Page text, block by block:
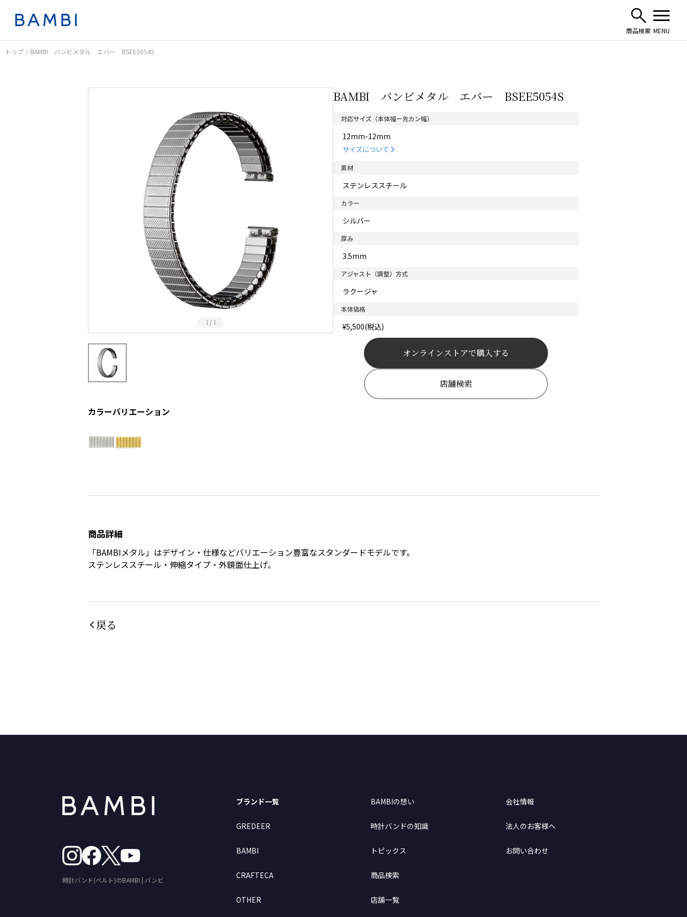
トップ BAMBI バンビメタル エバー BSEE5054S
1 / 1
カラーバリエーション
BAMBI バンビメタル エバー BSEE5054S
対応サイズ（本体幅ー先カン幅）
12mm-12mm
サイズについて
素材
ステンレススチール
カラー
シルバー
厚み
3.5mm
アジャスト（調整）方式
ラクージャ
本体価格
¥5,500(税込)
オンラインストアで購入する
店舗検索
商品詳細
「BAMBIメタル」はデザイン・仕様などバリエーション豊富なスタンダードモデルです。
ステンレススチール・伸縮タイプ・外鏡面仕上げ。
戻る
時計バンド(ベルト)のBAMBI | バンビ
ブランド一覧
GREDEER
BAMBI
CRAFTECA
OTHER
BAMBIの想い
時計バンドの知識
トピックス
商品検索
店舗一覧
会社情報
法人のお客様へ
お問い合わせ